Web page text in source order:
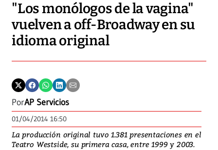
"Los monólogos de la vagina"
vuelven a off-Broadway en su
idioma original
PorAP Servicios
01/04/2014 16:50
La producción original tuvo 1.381 presentaciones en el
Teatro Westside, su primera casa, entre 1999 y 2003.